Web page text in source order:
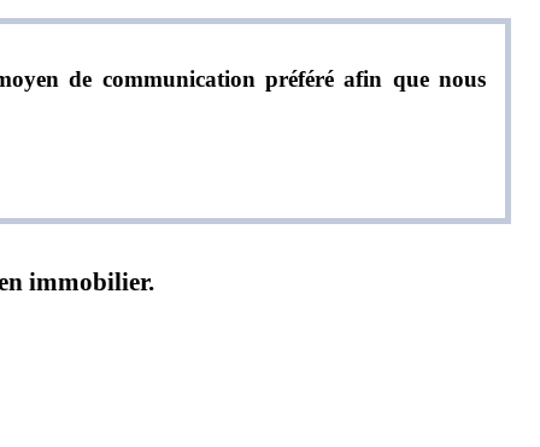
de communication préféré afin que nous
immobilier.